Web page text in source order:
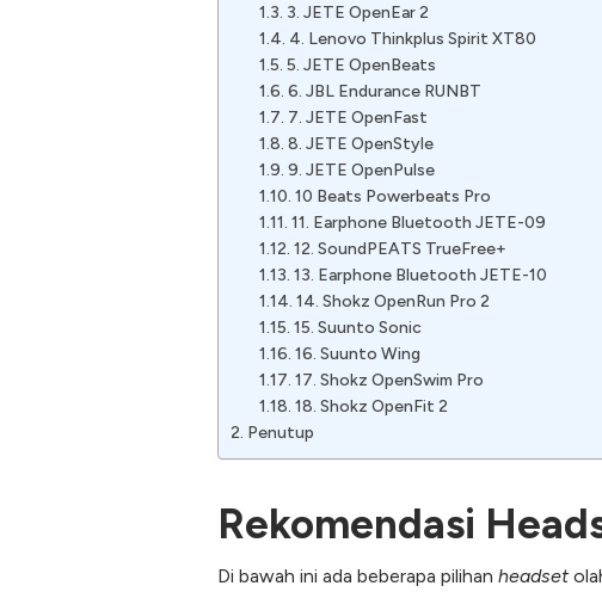
3. JETE OpenEar 2
4. Lenovo Thinkplus Spirit XT80
5. JETE OpenBeats
6. JBL Endurance RUNBT
7. JETE OpenFast
8. JETE OpenStyle
9. JETE OpenPulse
10 Beats Powerbeats Pro
11. Earphone Bluetooth JETE-09
12. SoundPEATS TrueFree+
13. Earphone Bluetooth JETE-10
14. Shokz OpenRun Pro 2
15. Suunto Sonic
16. Suunto Wing
17. Shokz OpenSwim Pro
18. Shokz OpenFit 2
Penutup
Rekomendasi
Di bawah ini ada beberapa pilihanheadset